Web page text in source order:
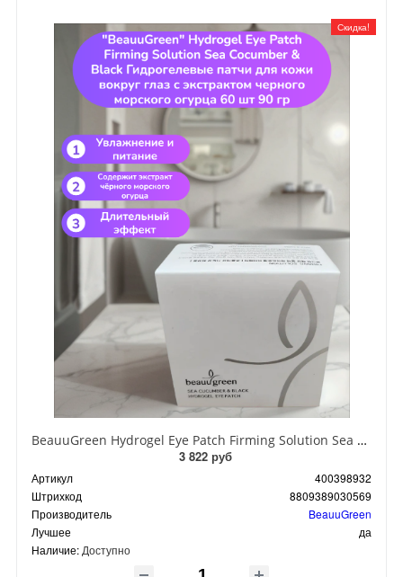
Скидка!
BeauuGreen Hydrogel Eye Patch Firming Solution Sea Cocumber & Black Гидрогелевые патчи для кожи вокруг глаз с экстрактом черного морского огурца 60 шт 90 гр
3 822 руб
Артикул
400398932
Штрихкод
8809389030569
Производитель
BeauuGreen
Лучшее
да
Наличие: Доступно